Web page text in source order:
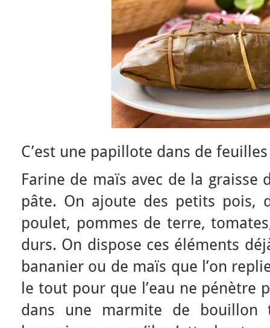
C’est une papillote dans de
Farine de maïs avec de la
pâte. On ajoute des petits pois,
poulet, pommes de terre,
durs. On dispose ces éléments
bananier ou de maïs que l’on
le tout pour que l’eau ne pénètre
dans une marmite de bouillon